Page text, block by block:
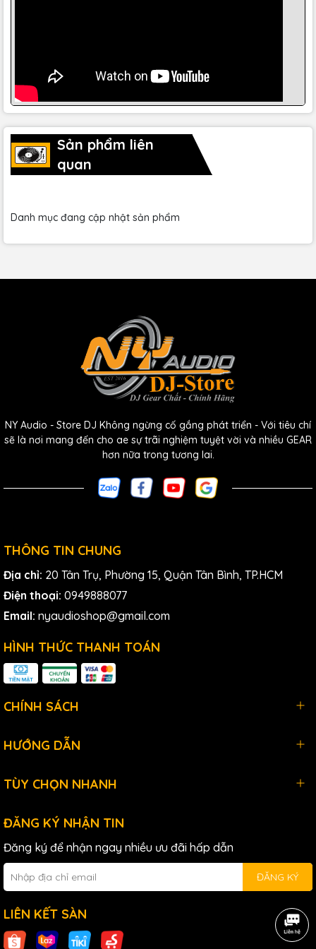
cũng không ngoại lệ. Với giao diện điều khiển rõ ràng, dễ
từ lần đầu tiên. Các nút điều khiển và fader được bố trí hợp
lý, giúp ae dễ dàng điều chỉnh và kiểm soát âm thanh một
Một yếu tố quan trọng khác của Behringer Europower
PMP550M là tính di động. Với thiết kế nhỏ gọn và trọng
lượng nhẹ, con vợ này dễ dàng di chuyển và lắp đặt. Điều
tổ chức sự kiện thường xuyên phải di chuyển giữa các địa
điểm khác nhau.
các cổng output cho loa và tai nghe. Điều này cho phép ae
tạo sự linh hoạt tối đa trong việc thiết lập hệ thống âm
thanh của mình.
Cuối cùng, Behringer Europower PMP550M được xây dựng
với chất lượng cao cấp, đảm bảo độ bền và độ tin cậy
trong suốt quá trình sử dụng. Với khung kim loại chắc chắn
và các thành phần điện tử được chọn lọc kỹ lưỡng, con vợ
này này có thể hoạt động ổn định trong mọi điều kiện, từ
các buổi biểu diễn ngoài trời đến các sự kiện trong nhà.
Sản phẩm liên
quan
Danh mục đang cập nhật sản phẩm
NY Audio - Store DJ Không ngừng cố gắng phát triển - Với tiêu chí
sẽ là nơi mang đến cho ae sự trãi nghiệm tuyệt vời và nhiều GEAR
hơn nữa trong tương lai.
THÔNG TIN CHUNG
Địa chỉ: 20 Tân Trụ, Phường 15, Quận Tân Bình, TP.HCM
Điện thoại: 0949888077
Email: nyaudioshop@gmail.com
HÌNH THỨC THANH TOÁN
CHÍNH SÁCH
HƯỚNG DẪN
TÙY CHỌN NHANH
ĐĂNG KÝ NHẬN TIN
Đăng ký để nhận ngay nhiều ưu đãi hấp dẫn
ĐĂNG KÝ
LIÊN KẾT SÀN